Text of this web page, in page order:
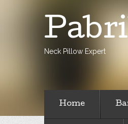
Neck Pillow Expert
Home